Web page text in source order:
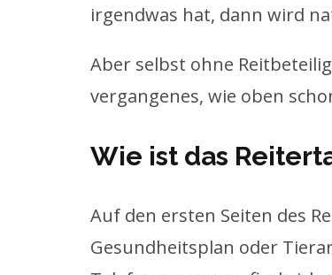
irgendwas hat, dann wird
Aber selbst ohne
vergangenes, wie oben
Wie ist das
Auf den ersten Seiten des
Gesundheitsplan oder